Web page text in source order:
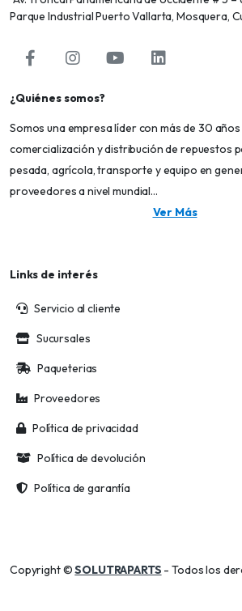
Parque Industrial Puerto Vallarta, Mosquera,
¿Quiénes somos?
Somos una empresa líder con más de 30
comercialización y distribución de repuestos
pesada, agrícola, transporte y equipo en
proveedores a nivel mundial...
Ver Más
Links de interés
Servicio al cliente
Sucursales
Paqueterias
Proveedores
Política de privacidad
Política de devolución
Política de garantía
Copyright ©SOLUTRAPARTS - Todos los